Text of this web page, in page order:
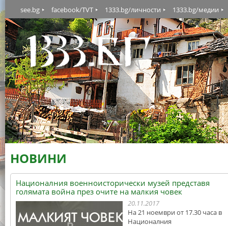
see.bg facebook/TVT 1333.bg/личности 1333.bg/медии
НОВИНИ
Националния военноисторически музей представя
голямата война през очите на малкия човек
20.11.2017
На 21 ноември от 17.30 часа в
Националния